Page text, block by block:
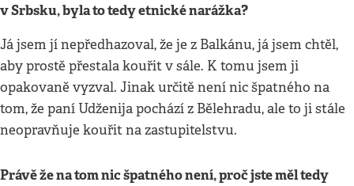
v Srbsku, byla to tedy etnické narážka?
Já jsem jí nepředhazoval, že je z Balkánu, já jsem chtěl,
aby prostě přestala kouřit v sále. K tomu jsem ji
opakovaně vyzval. Jinak určitě není nic špatného na
tom, že paní Udženija pochází z Bělehradu, ale to ji stále
neopravňuje kouřit na zastupitelstvu.
Právě že na tom nic špatného není, proč jste měl tedy